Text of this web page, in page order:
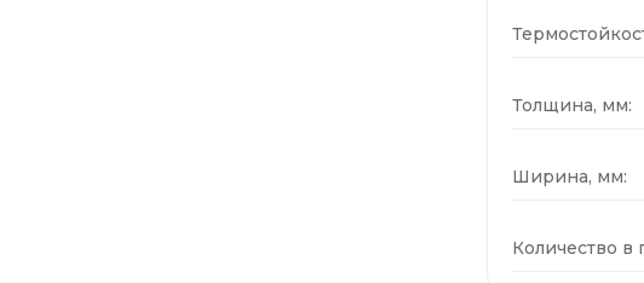
Толщина, мм:
Ширина, мм:
Количество в